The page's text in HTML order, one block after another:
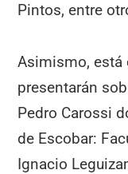
Pintos, entre
Asimismo, está
presentarán
Pedro Carossi
de Escobar:
Ignacio